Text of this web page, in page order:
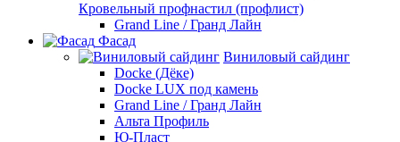
Кровельный профнастил (профлист)
Grand Line / Гранд Лайн
Фасад
Виниловый сайдинг
Docke (Дёке)
Docke LUX под камень
Grand Line / Гранд Лайн
Альта Профиль
Ю-Пласт